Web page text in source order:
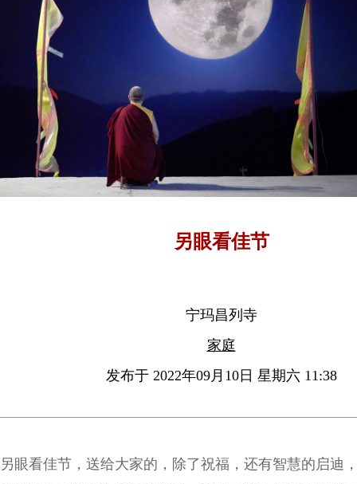
另眼看佳节
宁玛昌列寺
家庭
发布于 2022年09月10日 星期六 11:38
另眼看佳节，送给大家的，除了祝福，还有智慧的启迪